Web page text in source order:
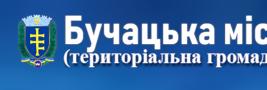
content